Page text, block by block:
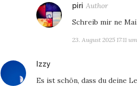
piri sagt:
Schreib mir ne
23. August 2025 17:11 um
Izzy
Es ist schön, dass du deine